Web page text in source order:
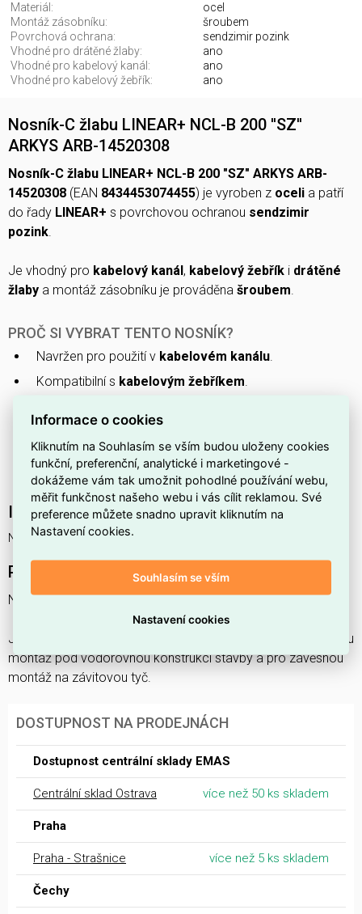
Materiál:
ocel
Montáž zásobníku:
šroubem
Povrchová ochrana:
sendzimir pozink
Vhodné pro drátěné žlaby:
ano
Vhodné pro kabelový kanál:
ano
Vhodné pro kabelový žebřík:
ano
Nosník-C žlabu LINEAR+ NCL-B 200 ''SZ''
ARKYS ARB-14520308
Nosník-C žlabu LINEAR+ NCL-B 200 "SZ" ARKYS ARB-
14520308 (EAN 8434453074455) je vyroben z oceli a patří
do řady LINEAR+ s povrchovou ochranou sendzimir
pozink.
Je vhodný pro kabelový kanál , kabelový žebřík i drátěné
žlaby a montáž zásobníku je prováděna šroubem.
PROČ SI VYBRAT TENTO NOSNÍK?
Navržen pro použití v kabelovém kanálu.
Kompatibilní s kabelovým žebříkem.
Patří do produktové řady LINEAR+
, která zajišťuje
konzistentní řešení montáže.
Interní název produktu
Nosník-C žlabu LINEAR+ NCL1B 200 "SZ"
Podrobný popis produktu
Nosník-C žlabu LINEAR+ NCL-B 200 "SZ"
Jako víceúčelový nosník pro nástěnnou montáž, podvěšenou
montáž pod vodorovnou konstrukci stavby a pro závěsnou
montáž na závitovou tyč.
DOSTUPNOST NA PRODEJNÁCH
Dostupnost centrální sklady EMAS
Centrální sklad Ostrava více než 50 ks skladem
Praha
Praha - Strašnice více než 5 ks skladem
Čechy
Informace o cookies
Kliknutím na Souhlasím se vším budou uloženy cookies
funkční, preferenční, analytické i marketingové -
dokážeme vám tak umožnit pohodlné používání webu,
měřit funkčnost našeho webu i vás cílit reklamou. Své
preference můžete snadno upravit kliknutím na
Nastavení cookies.
Souhlasím se vším
Nastavení cookies